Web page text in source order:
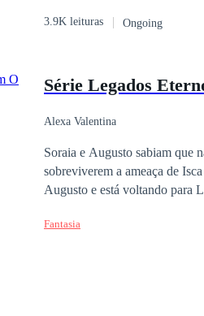
novidade, esse descobrir, essa
3.9K leituras Ongoing
Série Legados
Alexa Valentina
Soraia e Augusto sabiam que
sobreviverem a ameaça de
Augusto e está voltando para
com o poder de dragões e
assim uma possível aliança e
Fantasia